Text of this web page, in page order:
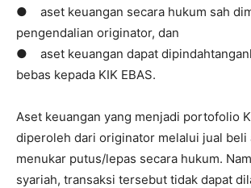
● aset keuangan secara hukum sah
pengendalian originator, dan
● aset keuangan dapat
bebas kepada KIK EBAS.
Aset keuangan yang menjadi portofolio
diperoleh dari originator melalui jual beli
menukar putus/lepas secara hukum.
syariah, transaksi tersebut tidak dapat